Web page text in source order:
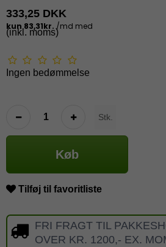
333,25 DKK
(inkl. moms)
Ingen bedømmelse
Stk.
Køb
Tilføj til favoritliste
FRI FRAGT TIL
OVER KR. 1200,- EX.